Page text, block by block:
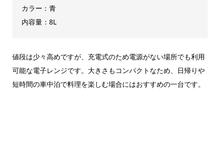
カラー：青
内容量：8L
値段は少々高めですが、充電式のため電源がない場所でも利用
可能な電子レンジです。大きさもコンパクトなため、日帰りや
短時間の車中泊で料理を楽しむ場合にはおすすめの一台です。